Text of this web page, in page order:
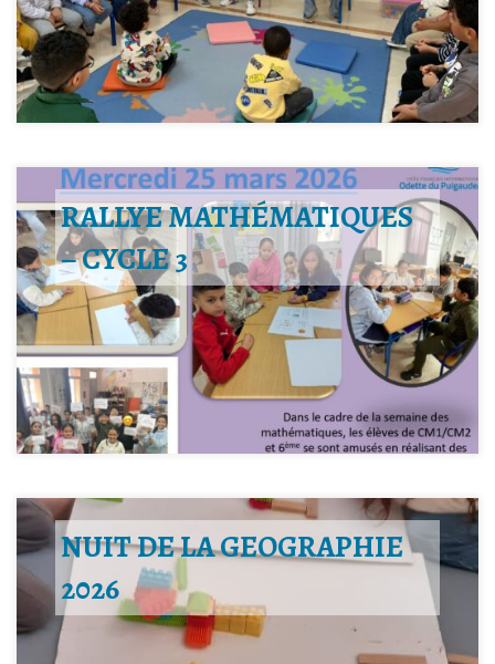
RALLYE MATHÉMATIQUES
– CYCLE 3
NUIT DE LA GEOGRAPHIE
2026